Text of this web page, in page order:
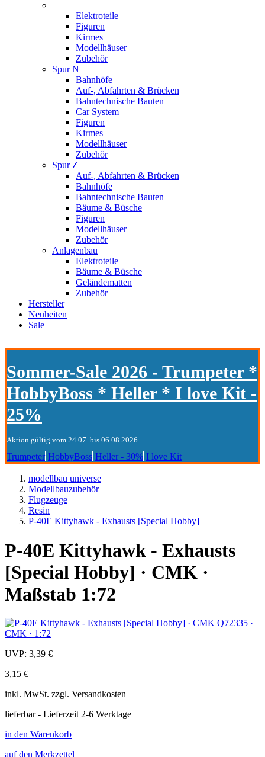
Elektroteile
Figuren
Kirmes
Modellhäuser
Zubehör
Spur N
Bahnhöfe
Auf-, Abfahrten & Brücken
Bahntechnische Bauten
Car System
Figuren
Kirmes
Modellhäuser
Zubehör
Spur Z
Auf-, Abfahrten & Brücken
Bahnhöfe
Bahntechnische Bauten
Bäume & Büsche
Figuren
Modellhäuser
Zubehör
Anlagenbau
Elektroteile
Bäume & Büsche
Geländematten
Zubehör
Hersteller
Neuheiten
Sale
Sommer-Sale 2026 - Trumpeter *
HobbyBoss * Heller * I love Kit -
25%
Aktion gültig vom 24.07. bis 06.08.2026
Trumpeter HobbyBoss Heller - 30% I love Kit
modellbau universe
Modellbauzubehör
Flugzeuge
Resin
P-40E Kittyhawk - Exhausts [Special Hobby]
P-40E Kittyhawk - Exhausts
[Special Hobby] · CMK ·
Maßstab 1:72
UVP: 3,39 €
3,15 €
inkl. MwSt. zzgl. Versandkosten
lieferbar - Lieferzeit 2-6 Werktage
in den Warenkorb
auf den Merkzettel